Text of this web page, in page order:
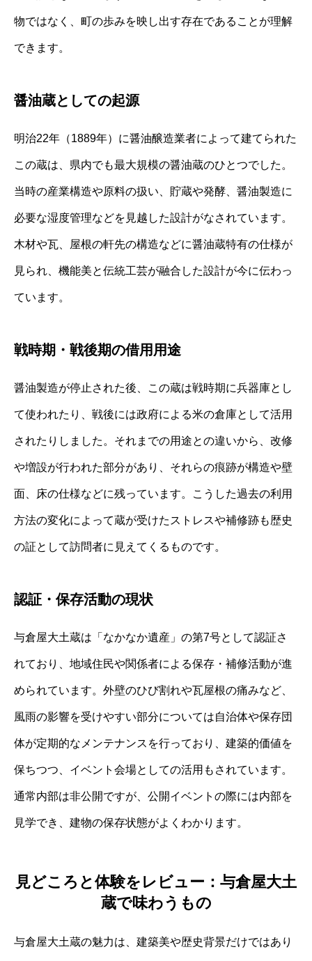
物ではなく、町の歩みを映し出す存在であることが理解
できます。
醤油蔵としての起源
明治22年（1889年）に醤油醸造業者によって建てられた
この蔵は、県内でも最大規模の醤油蔵のひとつでした。
当時の産業構造や原料の扱い、貯蔵や発酵、醤油製造に
必要な湿度管理などを見越した設計がなされています。
木材や瓦、屋根の軒先の構造などに醤油蔵特有の仕様が
見られ、機能美と伝統工芸が融合した設計が今に伝わっ
ています。
戦時期・戦後期の借用用途
醤油製造が停止された後、この蔵は戦時期に兵器庫とし
て使われたり、戦後には政府による米の倉庫として活用
されたりしました。それまでの用途との違いから、改修
や増設が行われた部分があり、それらの痕跡が構造や壁
面、床の仕様などに残っています。こうした過去の利用
方法の変化によって蔵が受けたストレスや補修跡も歴史
の証として訪問者に見えてくるものです。
認証・保存活動の現状
与倉屋大土蔵は「なかなか遺産」の第7号として認証さ
れており、地域住民や関係者による保存・補修活動が進
められています。外壁のひび割れや瓦屋根の痛みなど、
風雨の影響を受けやすい部分については自治体や保存団
体が定期的なメンテナンスを行っており、建築的価値を
保ちつつ、イベント会場としての活用もされています。
通常内部は非公開ですが、公開イベントの際には内部を
見学でき、建物の保存状態がよくわかります。
見どころと体験をレビュー：与倉屋大土
蔵で味わうもの
与倉屋大土蔵の魅力は、建築美や歴史背景だけではあり